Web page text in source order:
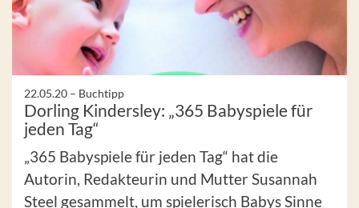
22.05.20 – Buchtipp
Dorling Kindersley: „365 Babyspiele für
jeden Tag“
„365 Babyspiele für jeden Tag“ hat die
Autorin, Redakteurin und Mutter Susannah
Steel gesammelt, um spielerisch Babys Sinne